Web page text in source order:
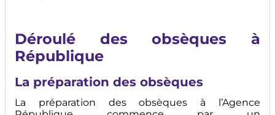
Déroulé des obsèques à
République
La préparation des obsèques
La préparation des obsèques à l’Agence